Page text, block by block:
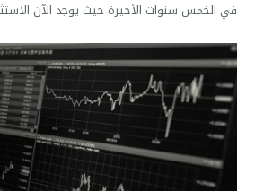
في الخمس سنوات الأخيرة حيث يوجد الآن